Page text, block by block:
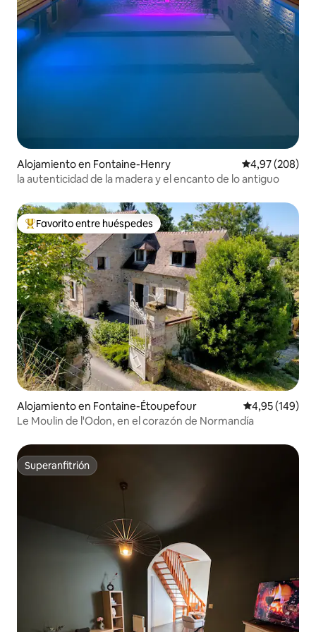
Alojamiento en Fontaine-Henry Calificación
4,97 (208)
la autenticidad de la madera y el encanto de lo antiguo
Favorito entre los huéspedes más destacados
Favorito entre huéspedes
Alojamiento en Fontaine-Étoupefour Calificación
4,95 (149)
Le Moulin de l'Odon, en el corazón de Normandía
Superanfitrión
Superanfitrión